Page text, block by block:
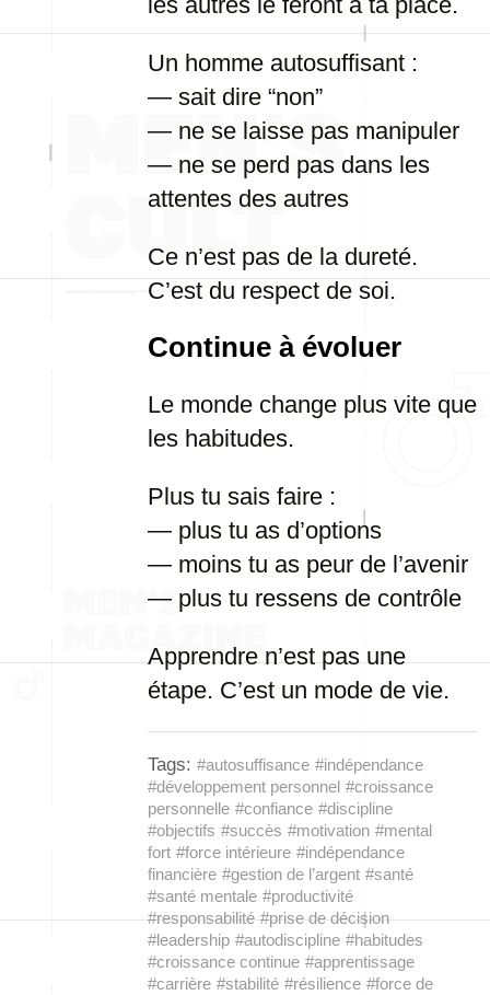
Un homme autosuffisant :
— sait dire “non”
— ne se laisse pas manipuler
— ne se perd pas dans les
attentes des autres
Ce n’est pas de la dureté.
C’est du respect de soi.
Continue à évoluer
Le monde change plus vite que
les habitudes.
Plus tu sais faire :
— plus tu as d’options
— moins tu as peur de l’avenir
— plus tu ressens de contrôle
Apprendre n’est pas une
étape. C’est un mode de vie.
Tags: #autosuffisance #indépendance
#développement personnel #croissance
personnelle #confiance #discipline
#objectifs #succès #motivation #mental
fort #force intérieure #indépendance
financière #gestion de l’argent #santé
#santé mentale #productivité
#responsabilité #prise de décision
#leadership #autodiscipline #habitudes
#croissance continue #apprentissage
#carrière #stabilité #résilience #force de